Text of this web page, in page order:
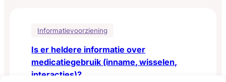
consequenties
uitgelegd
(samen
Informatievoorziening
Is er heldere informatie over
medicatiegebruik (inname, wisselen,
interacties)?